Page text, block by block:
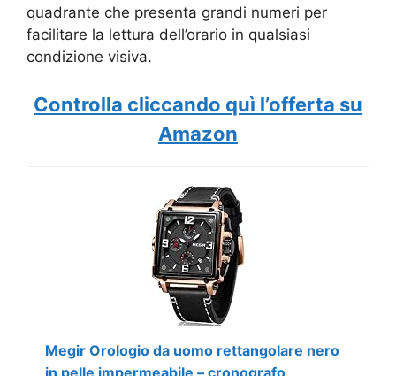
quadrante che presenta grandi numeri per
facilitare la lettura dell’orario in qualsiasi
condizione visiva.
Controlla cliccando quì l’offerta su
Amazon
Megir Orologio da uomo rettangolare nero